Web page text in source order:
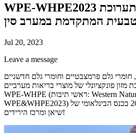
WPE-WHPE2023 פתיחה חגיגית: תערוכת
המתקדמת במערב סין
Jul 20, 2023
Leave a message
גלם פרמצבטיים וחומרי גלם חדשניים
2023 ותערוכת מזון פונקציונלי של מוצרי בריאות מערביים
WPE-WHPE (ראשי תיבות: Western Natural Exhibition
WPE&WHPE2023) תיפתח בגדול ב-20 ביולי 2023 בכנס הבינלאומי של
שיאן ומרכז הירידים!